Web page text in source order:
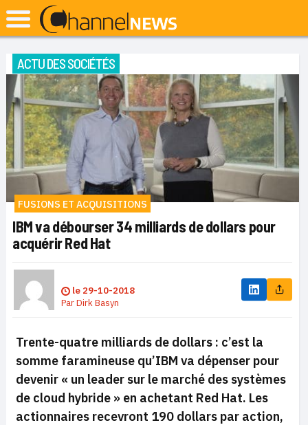
ACTU DES SOCIÉTÉS
FUSIONS ET ACQUISITIONS
IBM va débourser 34 milliards de dollars pour
acquérir Red Hat
le 29-10-2018
ParDirk Basyn
Trente-quatre milliards de dollars : c’est la
somme faramineuse qu’IBM va dépenser pour
devenir « un leader sur le marché des systèmes
de cloud hybride » en achetant Red Hat. Les
actionnaires recevront 190 dollars par action,